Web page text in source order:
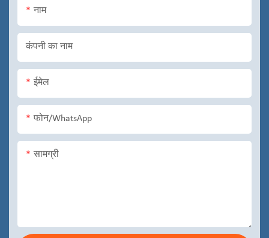
नाम
कंपनी का नाम
ईमेल
फोन/WhatsApp
सामग्री